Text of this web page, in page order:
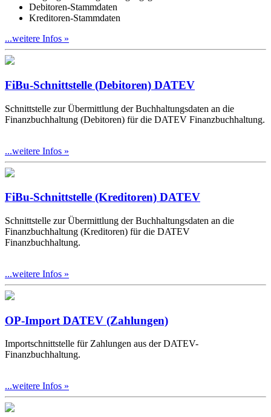
Debitoren-Stammdaten
Kreditoren-Stammdaten
...weitere Infos »
FiBu-Schnittstelle (Debitoren) DATEV
Schnittstelle zur Übermittlung der Buchhaltungsdaten an die
Finanzbuchhaltung (Debitoren) für die DATEV Finanzbuchhaltung.
...weitere Infos »
FiBu-Schnittstelle (Kreditoren) DATEV
Schnittstelle zur Übermittlung der Buchhaltungsdaten an die
Finanzbuchhaltung (Kreditoren) für die DATEV
Finanzbuchhaltung.
...weitere Infos »
OP-Import DATEV (Zahlungen)
Importschnittstelle für Zahlungen aus der DATEV-
Finanzbuchhaltung.
...weitere Infos »